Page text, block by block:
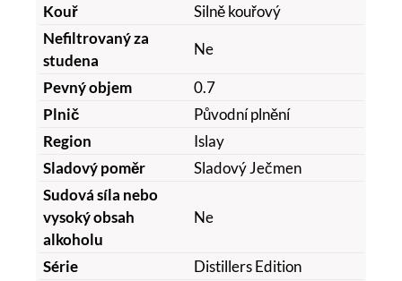
Kouř
Silně kouřový
Nefiltrovaný za
studena
Ne
Pevný objem
0.7
Plnič
Původní plnění
Region
Islay
Sladový poměr
Sladový Ječmen
Sudová síla nebo
vysoký obsah
alkoholu
Ne
Série
Distillers Edition